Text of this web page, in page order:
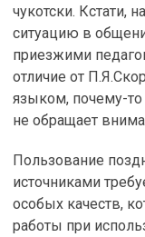
чукотски. Кстати,
ситуацию в
приезжими
отличие от
языком, почему-то
не обращает
Пользование
источниками
особых качеств,
работы при